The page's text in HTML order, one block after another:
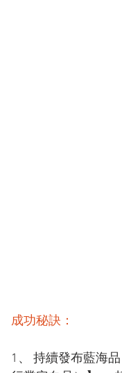
成功秘訣：
1、 持續發布藍海